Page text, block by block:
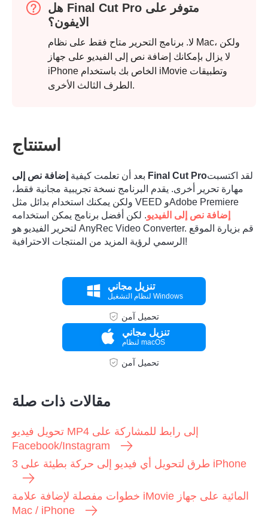
هل Final Cut Pro متوفر على
الايفون؟
لا. برنامج التحرير متاح فقط على نظام Mac، ولكن
لا يزال بإمكانك إضافة نص إلى الفيديو على جهاز
iPhone الخاص بك باستخدام iMovie وتطبيقات
الطرف الثالث الأخرى.
استنتاج
بعد أن تعلمت كيفية إضافة نص إلى Final Cut Proلقد اكتسبت
مهارة تحرير أخرى. يقدم البرنامج نسخة تجريبية مجانية فقط،
ولكن يمكنك استخدام بدائل مثل VEED وAdobe Premiere
إضافة نص إلى الفيديو. لكن أفضل برنامج يمكن استخدامه
لتحرير الفيديو هو AnyRec Video Converter. قم بزيارة الموقع
الرسمي لرؤية المزيد من المنتجات الاحترافية!
تنزيل مجاني
لنظام التشغيل Windows
تحميل آمن
تنزيل مجاني
لنظام macOS
تحميل آمن
مقالات ذات صلة
تحويل فيديو MP4 إلى رابط للمشاركة على
Facebook/Instagram
3 طرق لتحويل أي فيديو إلى حركة بطيئة على iPhone
خطوات مفصلة لإضافة علامة iMovie المائية على جهاز
Mac / iPhone